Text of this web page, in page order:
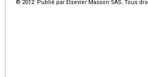
© 2012 Publié par Elsevier Masson SAS. Tous